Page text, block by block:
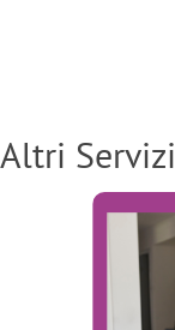
Altri Servizi